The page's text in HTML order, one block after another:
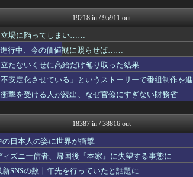
がモ...
た...
私が悪いの？【海外の反応】
も消...
Ask Reddit まと...
は...
けおけお速報
い...
韓国ニュース反応まとめ
ニチカン！
...
ポッカキット
ネトウヨにゅーす
ガンダムブログ（情報戦仕様...
なんじぇいスタジアム＠なん...
太田...
ベイスターズNEWS
国難にあってもの申す！！
だっ...
JDM速報 海外の反応
櫻坂46まとめもり～
19218 in / 95911 out
立場に陥ってしまい……
進行中、今の価値観に照らせば……
たないくせに高給だけ毟り取った結果……
安定化させている」というストーリーで番組制作を進
撃を受ける人が続出、なぜ官僚にすぎない財務省
18387 in / 38816 out
日本人の姿に世界が衝撃
ズニー信者、帰国後『本家』に失望する事態に
SNSの数十年先を行っていたと話題に